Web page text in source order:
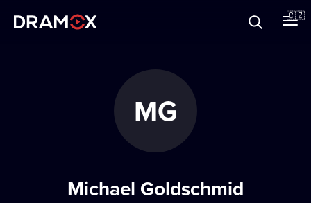
🇨🇿
MG
Michael Goldschmid